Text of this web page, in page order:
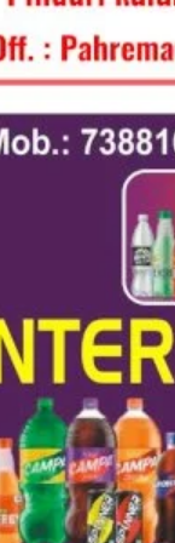
आंखों से अंग वस्त्र व